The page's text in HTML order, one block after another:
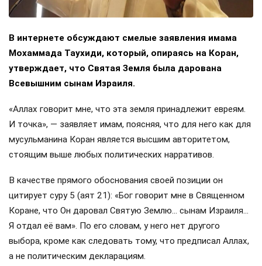
В интернете обсуждают смелые заявления имама
Мохаммада Таухиди, который, опираясь на Коран,
утверждает, что Святая Земля была дарована
Всевышним сынам Израиля.
«Аллах говорит мне, что эта земля принадлежит евреям.
И точка», — заявляет имам, поясняя, что для него как для
мусульманина Коран является высшим авторитетом,
стоящим выше любых политических нарративов.
В качестве прямого обоснования своей позиции он
цитирует суру 5 (аят 21): «Бог говорит мне в Священном
Коране, что Он даровал Святую Землю… сынам Израиля…
Я отдал её вам». По его словам, у него нет другого
выбора, кроме как следовать тому, что предписал Аллах,
а не политическим декларациям.